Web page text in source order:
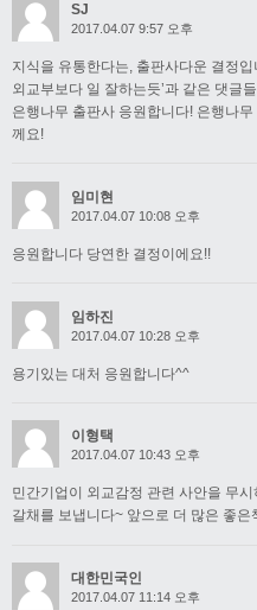
SJ
2017.04.07 9:57 오후
지식을 유통한다는, 출판사다운 결정
외교부보다 일 잘하는듯’과 같은 댓글
은행나무 출판사 응원합니다! 은행나
께요!
임미현
2017.04.07 10:08 오후
응원합니다 당연한 결정이에요!!
임하진
2017.04.07 10:28 오후
용기있는 대처 응원합니다^^
이형택
2017.04.07 10:43 오후
민간기업이 외교감정 관련 사안을 무시
갈채를 보냅니다~ 앞으로 더 많은 좋은
대한민국인
2017.04.07 11:14 오후